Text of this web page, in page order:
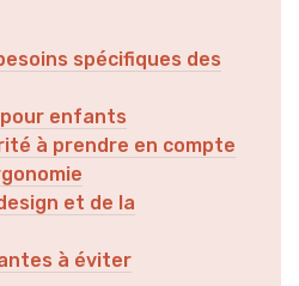
spécifiques des
enfants
à prendre en compte
et de la
à éviter